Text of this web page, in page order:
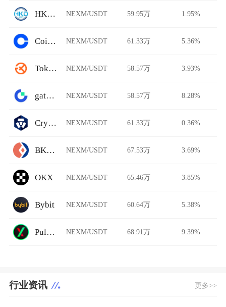
HKD.com NEXM/USDT 59.95万 1.95%
Coinbase NEXM/USDT 61.33万 5.36%
Tokenize Xchange NEXM/USDT 58.57万 3.93%
gate.io NEXM/USDT 58.57万 8.28%
Crypto.com NEXM/USDT 61.33万 0.36%
BKEX NEXM/USDT 67.53万 3.69%
OKX NEXM/USDT 65.46万 3.85%
Bybit NEXM/USDT 60.64万 5.38%
PulseX NEXM/USDT 68.91万 9.39%
行业资讯 更多>>